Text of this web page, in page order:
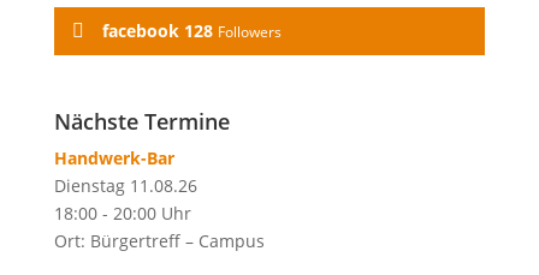
facebook 128 Followers
Nächste Termine
Handwerk-Bar
Dienstag 11.08.26
18:00 - 20:00 Uhr
Ort: Bürgertreff – Campus